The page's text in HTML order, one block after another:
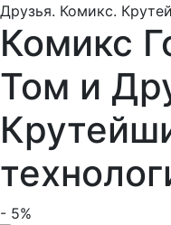
Друзья. Комикс.
Комикс
Том и
- 5%